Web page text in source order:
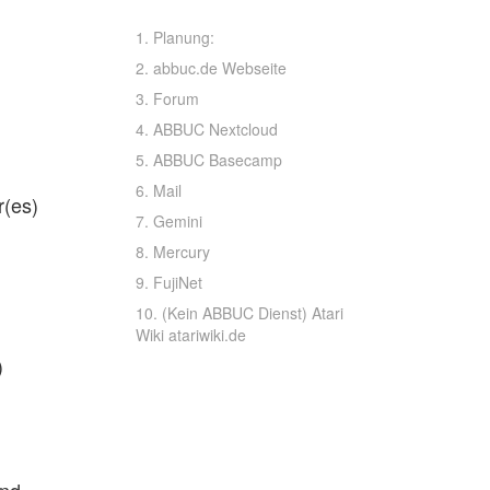
1. Planung:
2. abbuc.de Webseite
3. Forum
4. ABBUC Nextcloud
5. ABBUC Basecamp
6. Mail
7. Gemini
8. Mercury
9. FujiNet
10. (Kein ABBUC Dienst) Atari
Wiki atariwiki.de